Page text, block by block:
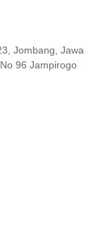
Jombang, Jawa
96 Jampirogo